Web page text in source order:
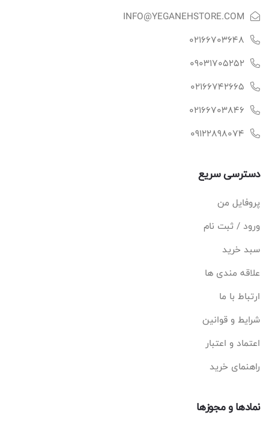
INFO@YEGANEHSTORE.COM
02166703648
09031705252
02166742665
02166703846
09122898074
دسترسی سریع
پروفایل من
ورود / ثبت نام
سبد خرید
علاقه مندی ها
ارتباط با ما
شرایط و قوانین
اعتماد و اعتبار
راهنمای خرید
نمادها و مجوزها